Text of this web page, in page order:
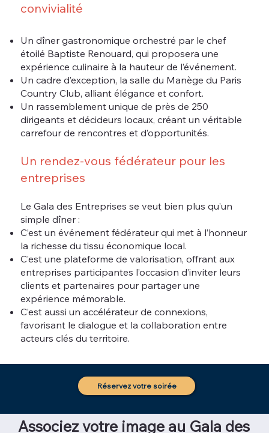
convivialité
Un dîner gastronomique orchestré par le chef
étoilé Baptiste Renouard, qui proposera une
expérience culinaire à la hauteur de l’événement.
Un cadre d’exception, la salle du Manège du Paris
Country Club, alliant élégance et confort.
Un rassemblement unique de près de 250
dirigeants et décideurs locaux, créant un véritable
carrefour de rencontres et d’opportunités.
Un rendez-vous fédérateur pour les
entreprises
Le Gala des Entreprises se veut bien plus qu’un
simple dîner :
C’est un événement fédérateur qui met à l’honneur
la richesse du tissu économique local.
C’est une plateforme de valorisation, offrant aux
entreprises participantes l’occasion d’inviter leurs
clients et partenaires pour partager une
expérience mémorable.
C’est aussi un accélérateur de connexions,
favorisant le dialogue et la collaboration entre
acteurs clés du territoire.
Réservez votre soirée
Associez votre image au Gala des